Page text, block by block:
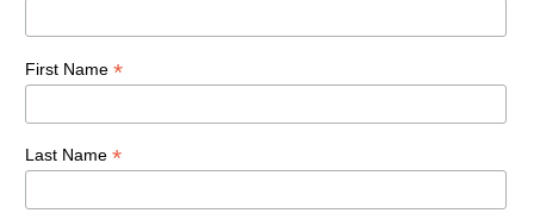
First Name *
Last Name *